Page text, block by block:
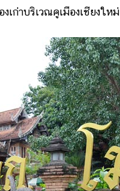
งเก่าบริเวณคูเมืองเชียงใหม่